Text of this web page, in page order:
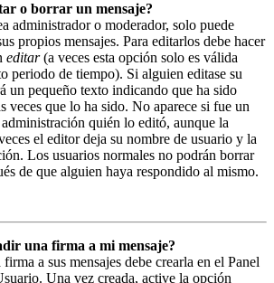
o borrar un mensaje?
administrador o moderador, solo puede
propios mensajes. Para editarlos debe hacer
editar(a veces esta opción solo es válida
periodo de tiempo). Si alguien editase su
un pequeño texto indicando que ha sido
veces que lo ha sido. No aparece si fue un
quién lo editó, aunque la
el editor deja su nombre de usuario y la
Los usuarios normales no podrán borrar
de que alguien haya respondido al mismo.
una firma a mi mensaje?
a sus mensajes debe crearla en el Panel
Una vez creada, active la opción